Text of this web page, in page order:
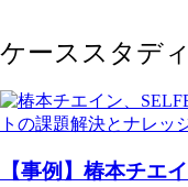
ケーススタデ
【事例】椿本チエ